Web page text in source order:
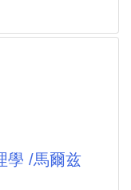
學 /馬爾兹